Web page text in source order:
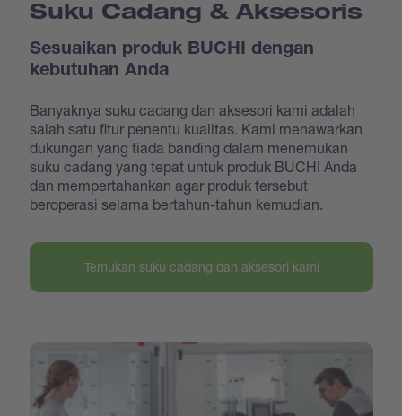
Suku Cadang & Aksesoris
Sesuaikan produk BUCHI dengan
kebutuhan Anda
Banyaknya suku cadang dan aksesori kami adalah
salah satu fitur penentu kualitas. Kami menawarkan
dukungan yang tiada banding dalam menemukan
suku cadang yang tepat untuk produk BUCHI Anda
dan mempertahankan agar produk tersebut
beroperasi selama bertahun-tahun kemudian.
Temukan suku cadang dan aksesori kami